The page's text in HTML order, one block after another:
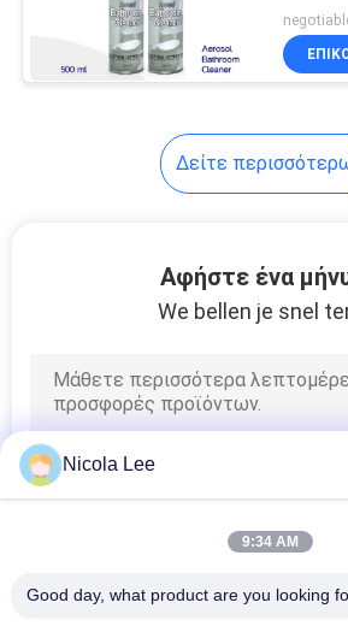
Ψεκασμός
παραγόντων
διάβρωσης
Πρόσθετες
πετρελαίου
μηχανών
Δείτε
Αφήστε ένα
We bellen je snel
Nicola Lee
9:34 AM
Good day, what product are you looking